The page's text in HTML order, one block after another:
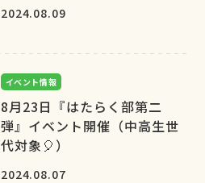
2024.08.09
イベント情報
8月23日『はたらく部第二
弾』イベント開催（中高生世
代対象🎈）
2024.08.07